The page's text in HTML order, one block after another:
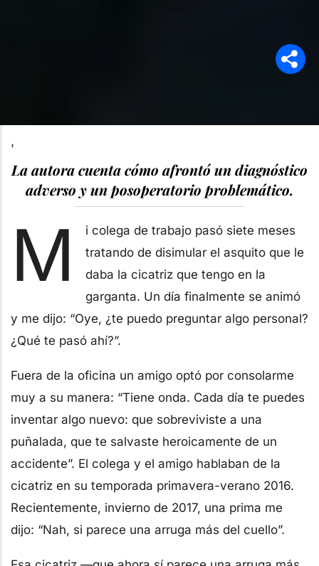
'
La autora cuenta cómo afrontó un diagnóstico
adverso y un posoperatorio problemático.
M
i colega de trabajo pasó siete meses
tratando de disimular el asquito que le
daba la cicatriz que tengo en la
garganta. Un día finalmente se animó
y me dijo: “Oye, ¿te puedo preguntar algo personal?
¿Qué te pasó ahí?”.
Fuera de la oficina un amigo optó por consolarme
muy a su manera: “Tiene onda. Cada día te puedes
inventar algo nuevo: que sobreviviste a una
puñalada, que te salvaste heroicamente de un
accidente”. El colega y el amigo hablaban de la
cicatriz en su temporada primavera-verano 2016.
Recientemente, invierno de 2017, una prima me
dijo: “Nah, si parece una arruga más del cuello”.